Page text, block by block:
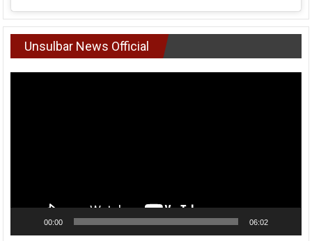
Unsulbar News Official
00:00 06:02